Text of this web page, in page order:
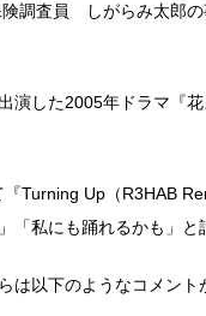
調査員 しがらみ太郎
演した2005年ドラマ『
Turning Up（R3HAB
私にも踊れるかも」と
以下のようなコメント